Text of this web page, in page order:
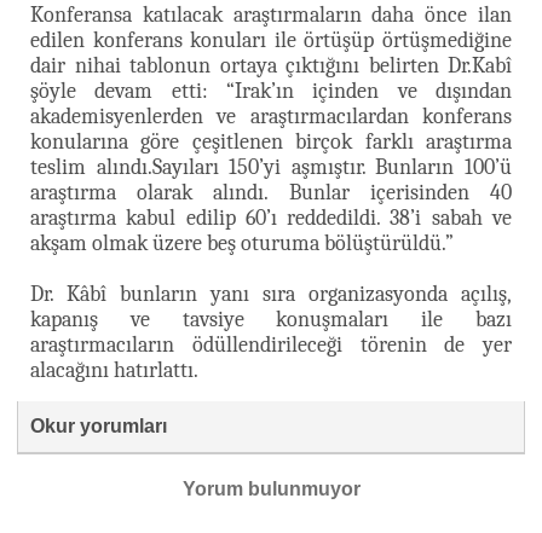
Konferansa katılacak araştırmaların daha önce ilan
edilen konferans konuları ile örtüşüp örtüşmediğine
dair nihai tablonun ortaya çıktığını belirten Dr.Kabî
şöyle devam etti: “Irak’ın içinden ve dışından
akademisyenlerden ve araştırmacılardan konferans
konularına göre çeşitlenen birçok farklı araştırma
teslim alındı.Sayıları 150’yi aşmıştır. Bunların 100’ü
araştırma olarak alındı. Bunlar içerisinden 40
araştırma kabul edilip 60’ı reddedildi. 38’i sabah ve
akşam olmak üzere beş oturuma bölüştürüldü.”
Dr. Kâbî bunların yanı sıra organizasyonda açılış,
kapanış ve tavsiye konuşmaları ile bazı
araştırmacıların ödüllendirileceği törenin de yer
alacağını hatırlattı.
Okur yorumları
Yorum bulunmuyor